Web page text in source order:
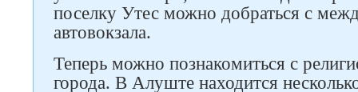
поселку Утес можно добраться с
автовокзала.
Теперь можно познакомиться с
города. В Алуште находится